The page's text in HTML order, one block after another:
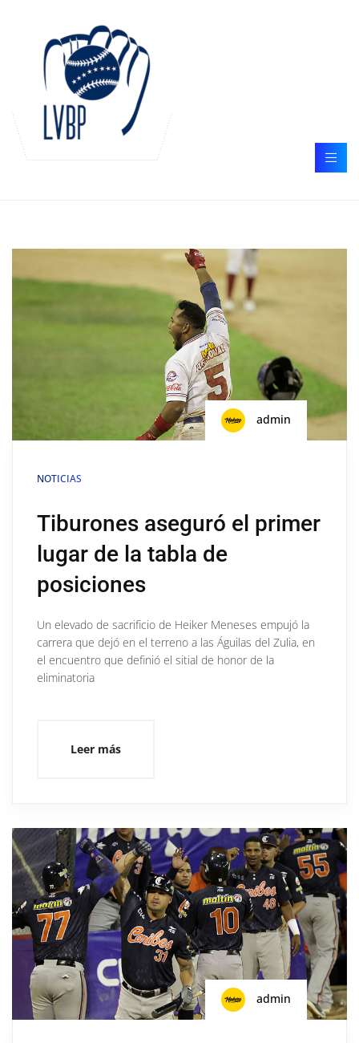
admin
NOTICIAS
Tiburones aseguró el primer
lugar de la tabla de
posiciones
Un elevado de sacrificio de Heiker Meneses empujó la
carrera que dejó en el terreno a las Águilas del Zulia, en
el encuentro que definió el sitial de honor de la
eliminatoria
Leer más
admin